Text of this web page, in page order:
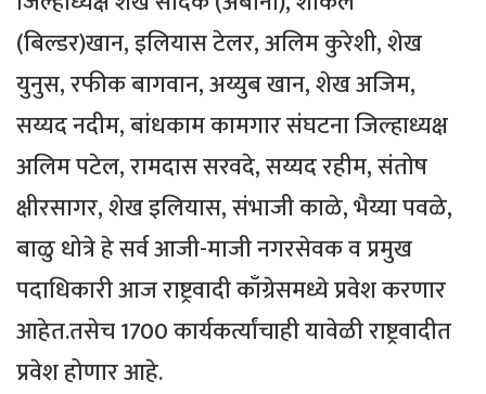
(बिल्डर)खान, इलियास टेलर, अलिम कुरेशी, शेख
युनुस, रफीक बागवान, अय्युब खान, शेख अजिम,
सय्यद नदीम, बांधकाम कामगार संघटना जिल्हाध्यक्ष
अलिम पटेल, रामदास सरवदे, सय्यद रहीम, संतोष
क्षीरसागर, शेख इलियास, संभाजी काळे, भैय्या पवळे,
बाळु धोत्रे हे सर्व आजी-माजी नगरसेवक व प्रमुख
पदाधिकारी आज राष्ट्रवादी काँग्रेसमध्ये प्रवेश करणार
आहेत.तसेच 1700 कार्यकर्त्यांचाही यावेळी राष्ट्रवादीत
प्रवेश होणार आहे.